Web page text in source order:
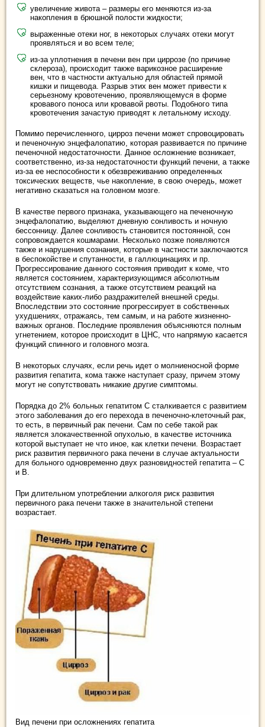
увеличение живота – размеры его меняются из-за
накопления в брюшной полости жидкости;
выраженные отеки ног, в некоторых случаях отеки могут
проявляться и во всем теле;
из-за уплотнения в печени вен при циррозе (по причине
склероза), происходит также варикозное расширение
вен, что в частности актуально для областей прямой
кишки и пищевода. Разрыв этих вен может привести к
серьезному кровотечению, проявляющемуся в форме
кровавого поноса или кровавой рвоты. Подобного типа
кровотечения зачастую приводят к летальному исходу.
Помимо перечисленного, цирроз печени может спровоцировать
и печеночную энцефалопатию, которая развивается по причине
печеночной недостаточности. Данное осложнение возникает,
соответственно, из-за недостаточности функций печени, а также
из-за ее неспособности к обезвреживанию определенных
токсических веществ, чье накопление, в свою очередь, может
негативно сказаться на головном мозге.
В качестве первого признака, указывающего на печеночную
энцефалопатию, выделяют дневную сонливость и ночную
бессонницу. Далее сонливость становится постоянной, сон
сопровождается кошмарами. Несколько позже появляются
также и нарушения сознания, которые в частности заключаются
в беспокойстве и спутанности, в галлюцинациях и пр.
Прогрессирование данного состояния приводит к коме, что
является состоянием, характеризующимся абсолютным
отсутствием сознания, а также отсутствием реакций на
воздействие каких-либо раздражителей внешней среды.
Впоследствии это состояние прогрессирует в собственных
ухудшениях, отражаясь, тем самым, и на работе жизненно-
важных органов. Последние проявления объясняются полным
угнетением, которое происходит в ЦНС, что напрямую касается
функций спинного и головного мозга.
В некоторых случаях, если речь идет о молниеносной форме
развития гепатита, кома также наступает сразу, причем этому
могут не сопутствовать никакие другие симптомы.
Порядка до 2% больных гепатитом С сталкивается с развитием
этого заболевания до его перехода в печеночно-клеточный рак,
то есть, в первичный рак печени. Сам по себе такой рак
является злокачественной опухолью, в качестве источника
которой выступает не что иное, как клетки печени. Возрастает
риск развития первичного рака печени в случае актуальности
для больного одновременно двух разновидностей гепатита – С
и В.
При длительном употреблении алкоголя риск развития
первичного рака печени также в значительной степени
возрастает.
Вид печени при осложнениях гепатита